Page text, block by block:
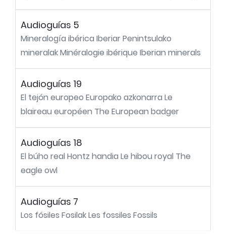
Audioguías 5
Mineralogía ibérica Iberiar Penintsulako
mineralak Minéralogie ibérique Iberian minerals
Audioguías 19
El tejón europeo Europako azkonarra Le
blaireau européen The European badger
Audioguías 18
El búho real Hontz handia Le hibou royal The
eagle owl
Audioguías 7
Los fósiles Fosilak Les fossiles Fossils